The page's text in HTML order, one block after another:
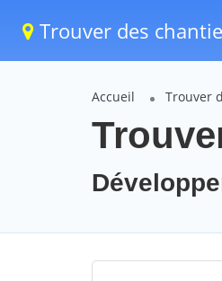
Trouver des
Accueil Trouver